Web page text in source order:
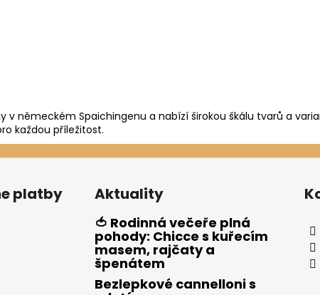
německém Spaichingenu a nabízí širokou škálu tvarů a
každou příležitost.
platby Aktuality
🍅 Rodinná večeře plná
pohody: Chicce s kuřecím
masem, rajčaty a
špenátem
Bezlepkové cannelloni s